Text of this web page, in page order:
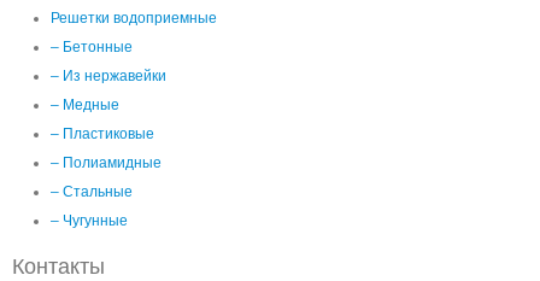
Решетки водоприемные
– Бетонные
– Из нержавейки
– Медные
– Пластиковые
– Полиамидные
– Стальные
– Чугунные
Контакты